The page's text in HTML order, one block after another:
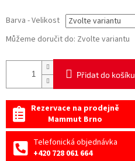
Barva - Velikost
Můžeme doručit do: Zvolte variantu
Přidat do košíku
Rezervace na prodejně
Mammut Brno
Telefonická objednávka
+420 728 061 664